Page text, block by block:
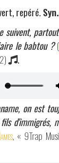
repéré. Syn.
suivent,
le babtou ? (
.
on est
d'immigrés,
, « 9Trap